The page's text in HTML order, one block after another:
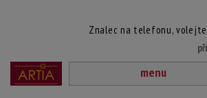
Znalec na telefonu, volejte
menu